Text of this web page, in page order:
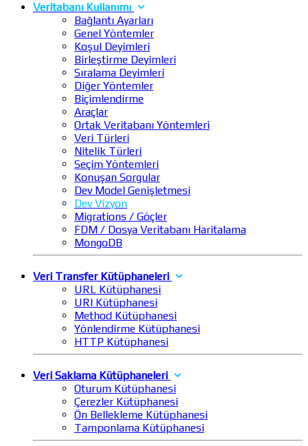
Veritabanı Kullanımı
Bağlantı Ayarları
Genel Yöntemler
Koşul Deyimleri
Birleştirme Deyimleri
Sıralama Deyimleri
Diğer Yöntemler
Biçimlendirme
Araçlar
Ortak Veritabanı Yöntemleri
Veri Türleri
Nitelik Türleri
Seçim Yöntemleri
Konuşan Sorgular
Dev Model Genişletmesi
Dev Vizyon
Migrations / Göçler
FDM / Dosya Veritabanı Haritalama
MongoDB
Veri Transfer Kütüphaneleri
URL Kütüphanesi
URI Kütüphanesi
Method Kütüphanesi
Yönlendirme Kütüphanesi
HTTP Kütüphanesi
Veri Saklama Kütüphaneleri
Oturum Kütüphanesi
Çerezler Kütüphanesi
Ön Bellekleme Kütüphanesi
Tamponlama Kütüphanesi